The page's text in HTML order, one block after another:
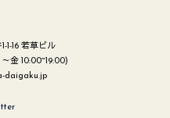
1-16 若草ビル
金 10:00~19:00)
daigaku.jp